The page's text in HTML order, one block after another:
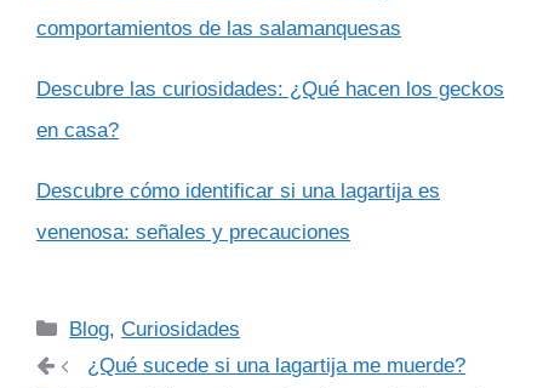
comportamientos de las salamanquesas
Descubre las curiosidades: ¿Qué hacen los geckos
en casa?
Descubre cómo identificar si una lagartija es
venenosa: señales y precauciones
Categorías
Blog,Curiosidades
¿Qué sucede si una lagartija me muerde?